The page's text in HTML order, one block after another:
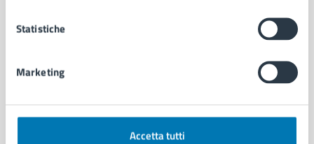
Statistiche
Marketing
Accetta tutti
Comune di Napoli
AMMINISTRAZIONE
Organi di governo